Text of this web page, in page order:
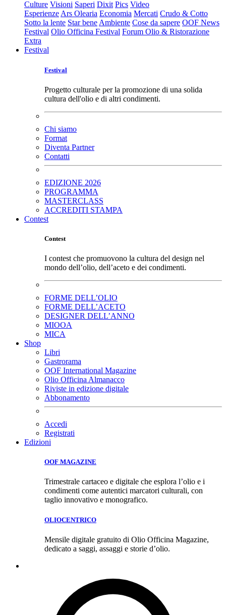
Culture Visioni Saperi Dixit Pics Video
Esperienze Ars Olearia Economia Mercati Crudo & Cotto
Sotto la lente Star bene Ambiente Cose da sapere OOF News
Festival Olio Officina Festival Forum Olio & Ristorazione
Extra
Festival
Festival
Progetto culturale per la promozione di una solida
cultura dell'olio e di altri condimenti.
Chi siamo
Format
Diventa Partner
Contatti
EDIZIONE 2026
PROGRAMMA
MASTERCLASS
ACCREDITI STAMPA
Contest
Contest
I contest che promuovono la cultura del design nel
mondo dell’olio, dell’aceto e dei condimenti.
FORME DELL’OLIO
FORME DELL’ACETO
DESIGNER DELL’ANNO
MIOOA
MICA
Shop
Libri
Gastrorama
OOF International Magazine
Olio Officina Almanacco
Riviste in edizione digitale
Abbonamento
Accedi
Registrati
Edizioni
OOF MAGAZINE
Trimestrale cartaceo e digitale che esplora l’olio e i
condimenti come autentici marcatori culturali, con
taglio innovativo e monografico.
OLIOCENTRICO
Mensile digitale gratuito di Olio Officina Magazine,
dedicato a saggi, assaggi e storie d’olio.